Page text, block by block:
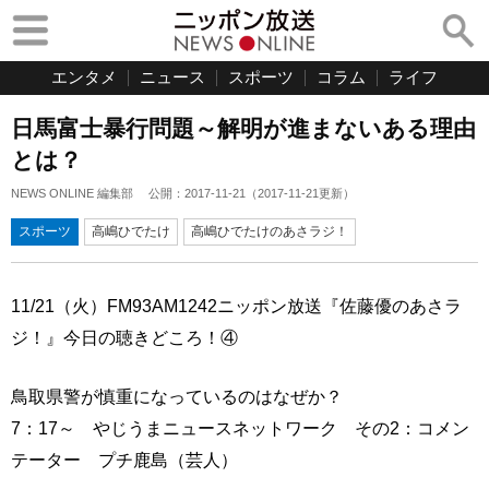
エンタメ ニュース スポーツ コラム ライフ
日馬富士暴行問題～解明が進まないある理由
とは？
NEWS ONLINE 編集部 公開： 2017-11-21 （2017-11-21更新）
スポーツ 高嶋ひでたけ 高嶋ひでたけのあさラジ！
11/21（火）FM93AM1242ニッポン放送『佐藤優のあさラ
ジ！』今日の聴きどころ！④
鳥取県警が慎重になっているのはなぜか？
7：17～ やじうまニュースネットワーク その2：コメン
テーター プチ鹿島（芸人）